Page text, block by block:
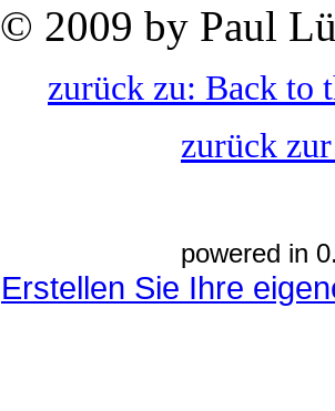
© 2009 by Paul
zurück zu: Back to
zurück
powered in
Erstellen Sie Ihre